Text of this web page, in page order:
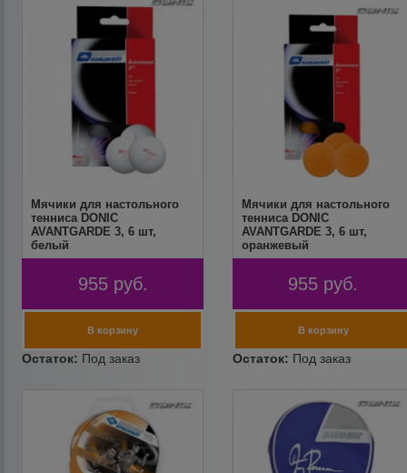
Мячики для настольного
тенниса DONIC
AVANTGARDE 3, 6 шт,
белый
955 руб.
Мячики для настольного
тенниса DONIC
AVANTGARDE 3, 6 шт,
оранжевый
955 руб.